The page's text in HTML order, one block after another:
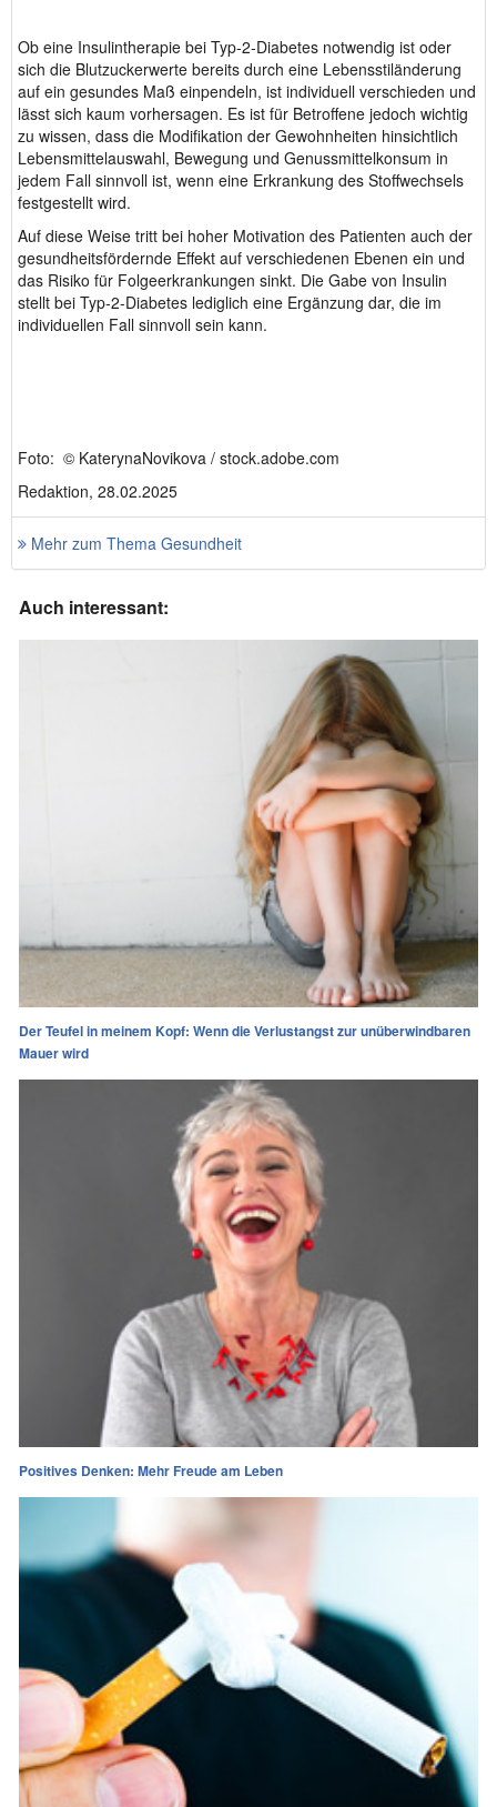
Ob eine Insulintherapie bei Typ-2-Diabetes notwendig ist oder
sich die Blutzuckerwerte bereits durch eine Lebensstiländerung
auf ein gesundes Maß einpendeln, ist individuell verschieden und
lässt sich kaum vorhersagen. Es ist für Betroffene jedoch wichtig
zu wissen, dass die Modifikation der Gewohnheiten hinsichtlich
Lebensmittelauswahl, Bewegung und Genussmittelkonsum in
jedem Fall sinnvoll ist, wenn eine Erkrankung des Stoffwechsels
festgestellt wird.
Auf diese Weise tritt bei hoher Motivation des Patienten auch der
gesundheitsfördernde Effekt auf verschiedenen Ebenen ein und
das Risiko für Folgeerkrankungen sinkt. Die Gabe von Insulin
stellt bei Typ-2-Diabetes lediglich eine Ergänzung dar, die im
individuellen Fall sinnvoll sein kann.
Foto: © KaterynaNovikova / stock.adobe.com
Redaktion, 28.02.2025
Mehr zum Thema Gesundheit
Auch interessant:
Der Teufel in meinem Kopf: Wenn die Verlustangst zur unüberwindbaren
Mauer wird
Positives Denken: Mehr Freude am Leben